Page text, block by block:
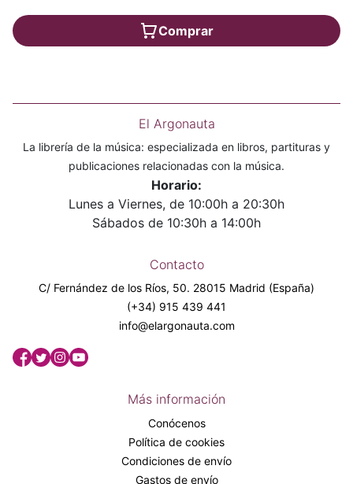
Comprar
El Argonauta
La librería de la música: especializada en libros, partituras y
publicaciones relacionadas con la música.
Horario:
Lunes a Viernes, de 10:00h a 20:30h
Sábados de 10:30h a 14:00h
Contacto
C/ Fernández de los Ríos, 50. 28015 Madrid (España)
(+34) 915 439 441
info@elargonauta.com
Más información
Conócenos
Política de cookies
Condiciones de envío
Gastos de envío